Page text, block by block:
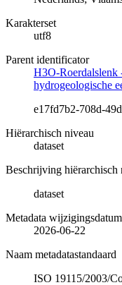
Karakterset
utf8
Parent identificator
H3O-Roerdalslenk
hydrogeologische
e17fd7b2-708d-
Hiërarchisch niveau
dataset
Beschrijving hiërarchisch
dataset
Metadata wijzigingsdatum
2026-06-22
Naam metadatastandaard
ISO 19115/2003/